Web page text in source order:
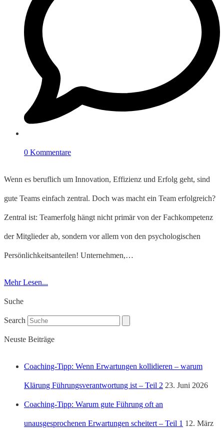
0 Kommentare
Wenn es beruflich um Innovation, Effizienz und Erfolg geht, sind
gute Teams einfach zentral. Doch was macht ein Team erfolgreich?
Zentral ist: Teamerfolg hängt nicht primär von der Fachkompetenz
der Mitglieder ab, sondern vor allem von den psychologischen
Persönlichkeitsanteilen! Unternehmen,…
Mehr Lesen...
Suche
Search
Neuste Beiträge
Coaching-Tipp: Wenn Erwartungen kollidieren – warum
Klärung Führungsverantwortung ist – Teil 2 23. Juni 2026
Coaching-Tipp: Warum gute Führung oft an
unausgesprochenen Erwartungen scheitert – Teil 1 12. März